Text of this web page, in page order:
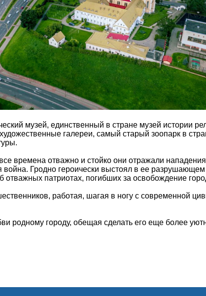
музей, единственный в стране музей истории
галереи, самый старый зоопарк в
времена отважно и стойко они отражали
война. Гродно героически выстоял в ее
отважных патриотах, погибших за освобождение
работая, шагая в ногу с современной
родному городу, обещая сделать его еще более